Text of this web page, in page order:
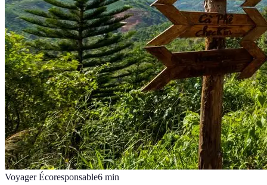
Voyager Écoresponsable6 min